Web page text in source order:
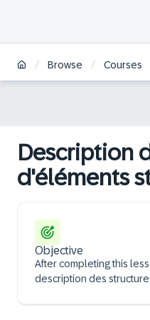
/ Browse / Courses
Description
d'éléments
Objective
After completing this
description des